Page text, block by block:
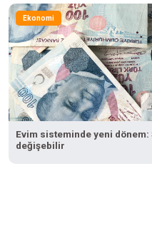
Ekonomi
Evim sisteminde yeni
değişebilir